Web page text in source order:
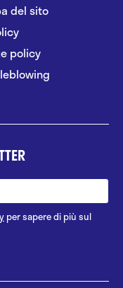
del sito
policy
per sapere di più sul